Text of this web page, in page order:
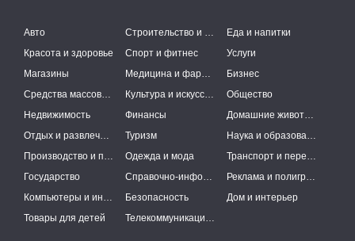
Авто Строительство и ремонт
Еда и напитки
Красота и здоровье
Спорт и фитнес
Услуги
Магазины
Медицина и фармацевтика
Бизнес
Средства массовой информации
Культура и искусство
Общество
Недвижимость
Финансы
Домашние животные
Отдых и развлечения
Туризм
Наука и образование
Производство и поставки
Одежда и мода
Транспорт и перевозки
Государство
Справочно-информационные системы
Реклама и полиграфия
Компьютеры и интернет
Безопасность
Дом и интерьер
Товары для детей
Телекоммуникации и связь